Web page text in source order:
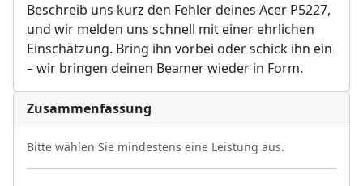
Beschreib uns kurz den Fehler deines Acer P5227,
und wir melden uns schnell mit einer ehrlichen
Einschätzung. Bring ihn vorbei oder schick ihn ein
– wir bringen deinen Beamer wieder in Form.
Zusammenfassung
Bitte wählen Sie mindestens eine Leistung aus.